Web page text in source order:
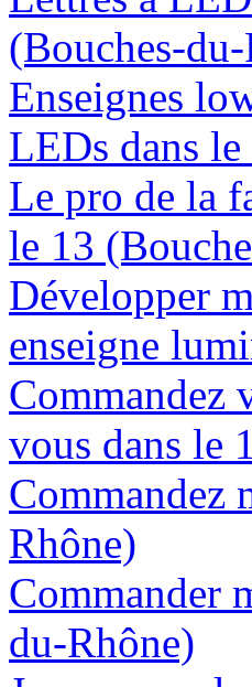
(Bouches-
Enseignes
LEDs dans
Le pro de la
le 13
Développer
enseigne
Commandez
vous dans le
Commandez
Rhône)
Commander
du-Rhône)